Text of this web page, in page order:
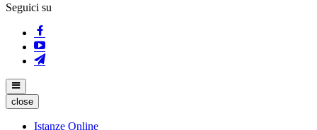
Seguici su
close
Istanze Online